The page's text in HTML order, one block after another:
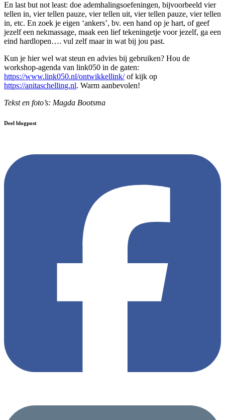
En last but not least: doe ademhalingsoefeningen, bijvoorbeeld vier
tellen in, vier tellen pauze, vier tellen uit, vier tellen pauze, vier tellen
in, etc. En zoek je eigen ‘ankers’, bv. een hand op je hart, of geef
jezelf een nekmassage, maak een lief tekeningetje voor jezelf, ga een
eind hardlopen…. vul zelf maar in wat bij jou past.
Kun je hier wel wat steun en advies bij gebruiken? Hou de
workshop-agenda van link050 in de gaten:
https://www.link050.nl/ontwikkellink/of kijk op
https://anitaschelling.nl. Warm aanbevolen!
Tekst en foto’s: Magda Bootsma
Deel blogpost